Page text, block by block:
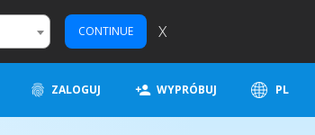
CONTINUE X
ZALOGUJ WYPRÓBUJ PL